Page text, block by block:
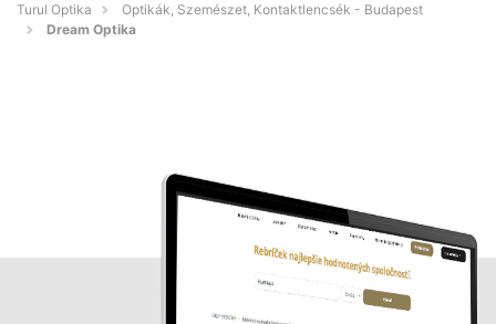
Turul Optika
Optikák, Szemészet, Kontaktlencsék - Budapest
Dream Optika